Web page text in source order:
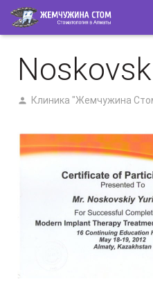
О НАС
СПЕЦИАЛИСТЫ
КОНТАКТЫ
Клиника "Жемчужина